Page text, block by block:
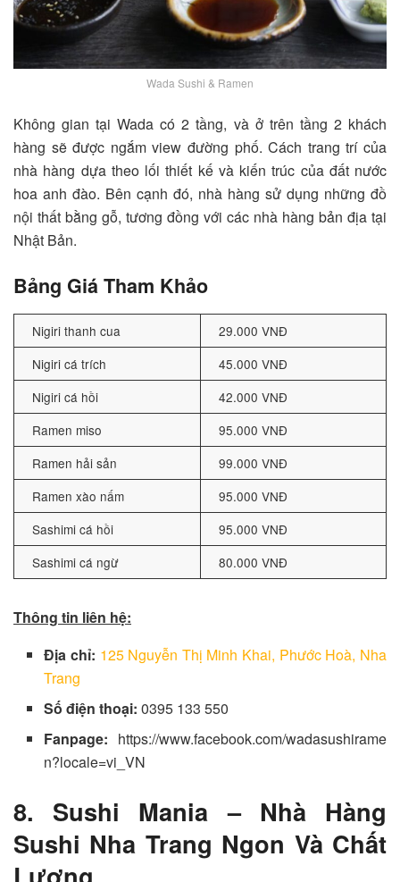
Wada Sushi & Ramen
Không gian tại Wada có 2 tầng, và ở trên tầng 2 khách
hàng sẽ được ngắm view đường phố. Cách trang trí của
nhà hàng dựa theo lối thiết kế và kiến trúc của đất nước
hoa anh đào. Bên cạnh đó, nhà hàng sử dụng những đồ
nội thất bằng gỗ, tương đồng với các nhà hàng bản địa tại
Nhật Bản.
Bảng Giá Tham Khảo
Nigiri thanh cua
29.000 VNĐ
Nigiri cá trích
45.000 VNĐ
Nigiri cá hồi
42.000 VNĐ
Ramen miso
95.000 VNĐ
Ramen hải sản
99.000 VNĐ
Ramen xào nấm
95.000 VNĐ
Sashimi cá hồi
95.000 VNĐ
Sashimi cá ngừ
80.000 VNĐ
Thông tin liên hệ:
Địa chỉ: 125 Nguyễn Thị Minh Khai, Phước Hoà, Nha
Trang
Số điện thoại:0395 133 550
Fanpage: https://www.facebook.com/wadasushirame
n?locale=vi_VN
8. Sushi Mania – Nhà Hàng
Sushi Nha Trang Ngon Và Chất